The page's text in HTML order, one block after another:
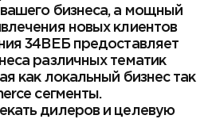
бизнеса, а мощный
новых клиентов
34ВЕБ предоставляет
различных тематик
как локальный бизнес так
сегменты.
дилеров и целевую